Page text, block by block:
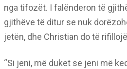
nga tifozët. I falënderon të
gjithëve të ditur se nuk
jetën, dhe Christian do të
“Si jeni, më duket se jeni më